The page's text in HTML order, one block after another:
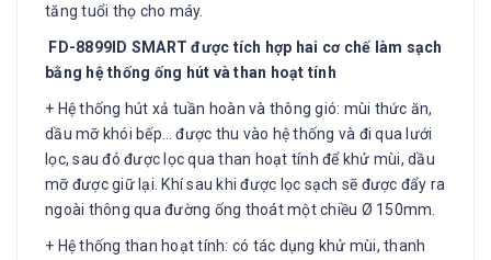
tăng tuổi thọ cho máy.
FD-8899ID SMARTđược tích hợp hai cơ chế làm sạch
bằng hệ thống ống hút và than hoạt tính
+ Hệ thống hút xả tuần hoàn và thông gió: mùi thức ăn,
dầu mỡ khói bếp… được thu vào hệ thống và đi qua lưới
lọc, sau đó được lọc qua than hoạt tính để khử mùi, dầu
mỡ được giữ lại. Khí sau khi được lọc sạch sẽ được đẩy ra
ngoài thông qua đường ống thoát một chiều Ø 150mm.
+ Hệ thống than hoạt tính: có tác dụng khử mùi, thanh